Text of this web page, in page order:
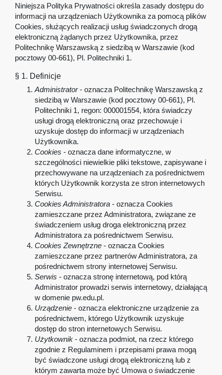
Niniejsza Polityka Prywatności określa zasady dostępu do
informacji na urządzeniach Użytkownika za pomocą plików
Cookies, służących realizacji usług świadczonych drogą
elektroniczną żądanych przez Użytkownika, przez
Politechnikę Warszawską z siedzibą w Warszawie (kod
pocztowy 00-661), Pl. Politechniki 1.
§ 1. Definicje
Administrator- oznacza Politechnikę Warszawską z
siedzibą w Warszawie (kod pocztowy 00-661), Pl.
Politechniki 1, regon: 000001554, która świadczy
usługi drogą elektroniczną oraz przechowuje i
uzyskuje dostęp do informacji w urządzeniach
Użytkownika.
Cookies - oznacza dane informatyczne, w
szczególności niewielkie pliki tekstowe, zapisywane i
przechowywane na urządzeniach za pośrednictwem
których Użytkownik korzysta ze stron internetowych
Serwisu.
Cookies Administratora - oznacza Cookies
zamieszczane przez Administratora, związane ze
świadczeniem usług droga elektroniczną przez
Administratora za pośrednictwem Serwisu.
Cookies Zewnętrzne - oznacza Cookies
zamieszczane przez partnerów Administratora, za
pośrednictwem strony internetowej Serwisu.
Serwis - oznacza stronę internetową, pod którą
Administrator prowadzi serwis internetowy, działającą
w domenie pw.edu.pl.
Urządzenie - oznacza elektroniczne urządzenie za
pośrednictwem, którego Użytkownik uzyskuje
dostęp do stron internetowych Serwisu.
Użytkownik - oznacza podmiot, na rzecz którego
zgodnie z Regulaminem i przepisami prawa mogą
być świadczone usługi drogą elektroniczną lub z
którym zawarta może być Umowa o świadczenie